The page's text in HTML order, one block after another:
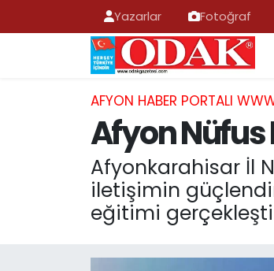
Yazarlar Fotoğraf
AFYON HABER PORTALI
Afyon
Afyonkarahisar İl
iletişimin
eğitimi
AFYONKARAHİSAR HABERLERİ
Resmi İlan
ASAYİŞ
GÜNCEL
SİYASET
EĞİTİM
Nöbetçi Eczaneler
Hava Durumu
Trafik Durumu
Süper Lig Puan Durumu ve
Tüm Manşetler
Son Dakika Haberleri